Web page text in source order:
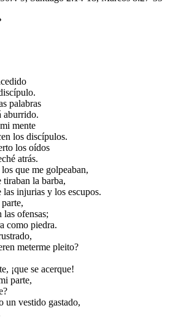
palabras
aburrido.
mente
los discípulos.
los oídos
atrás.
que me golpeaban,
tiraban la barba,
injurias y los escupos.
las ofensas;
como piedra.
meterme pleito?
¡que se acerque!
parte,
un vestido gastado,